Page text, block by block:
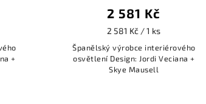
+
2 581 Kč
2 581 Kč / 1 ks
Španělský výrobce interiérového
osvětlení Design: Jordi Veciana +
Skye Mausell